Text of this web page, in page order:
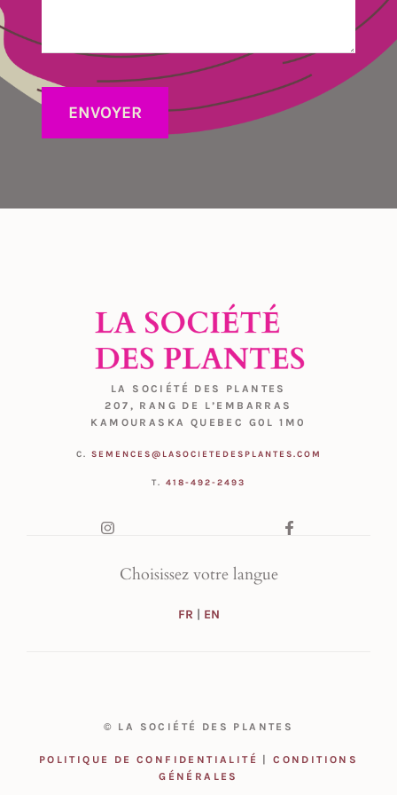
v
i
d
ENVOYER
LA SOCIÉTÉ DES PLANTES
207, RANG DE L’EMBARRAS
KAMOURASKA QUEBEC G0L 1M0
C. SEMENCES@LASOCIETEDESPLANTES.COM
T. 418-492-2493
Choisissez votre langue
FR | EN
© LA SOCIÉTÉ DES PLANTES
POLITIQUE DE CONFIDENTIALITÉ |CONDITIONS
GÉNÉRALES